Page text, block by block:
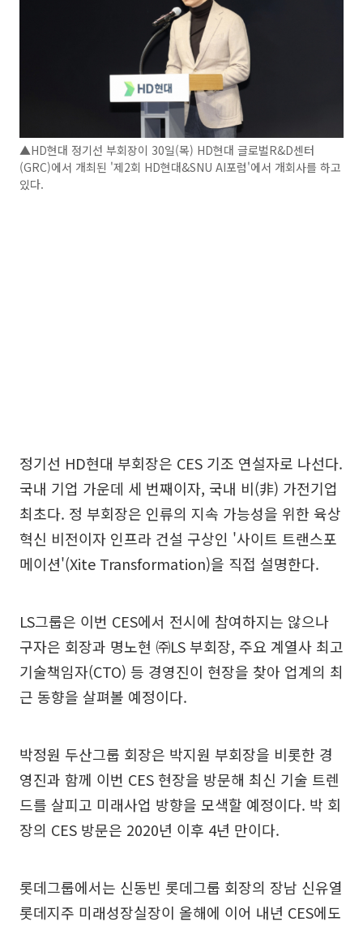
▲HD현대 정기선 부회장이 30일(목) HD현대 글로벌R&D센터
(GRC)에서 개최된 '제2회 HD현대&SNU AI포럼'에서 개회사를 하고
있다.
정기선 HD현대 부회장은 CES 기조 연설자로 나선다.
국내 기업 가운데 세 번째이자, 국내 비(非) 가전기업
최초다. 정 부회장은 인류의 지속 가능성을 위한 육상
혁신 비전이자 인프라 건설 구상인 '사이트 트랜스포
메이션'(Xite Transformation)을 직접 설명한다.
LS그룹은 이번 CES에서 전시에 참여하지는 않으나
구자은 회장과 명노현 ㈜LS 부회장, 주요 계열사 최고
기술책임자(CTO) 등 경영진이 현장을 찾아 업계의 최
근 동향을 살펴볼 예정이다.
박정원 두산그룹 회장은 박지원 부회장을 비롯한 경
영진과 함께 이번 CES 현장을 방문해 최신 기술 트렌
드를 살피고 미래사업 방향을 모색할 예정이다. 박 회
장의 CES 방문은 2020년 이후 4년 만이다.
롯데그룹에서는 신동빈 롯데그룹 회장의 장남 신유열
롯데지주 미래성장실장이 올해에 이어 내년 CES에도